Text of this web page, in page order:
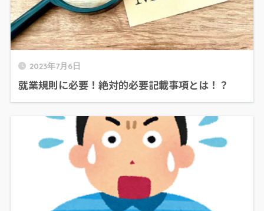
2023年7月6日
就業規則に必要！絶対的必要記載事項とは！？